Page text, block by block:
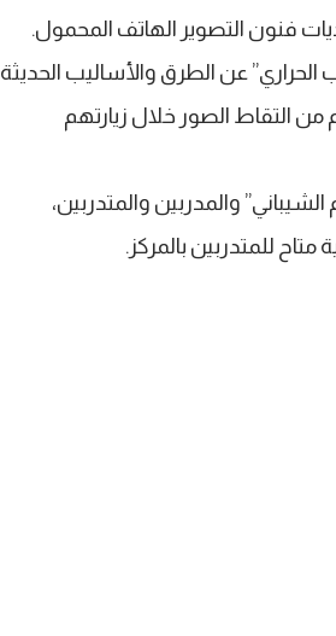
فنون التصوير الهاتف المحمول.
عن الطرق والأساليب الحديثة
من التقاط الصور خلال زيارتهم
والمدربين والمتدربين،
للمتدربين بالمركز.